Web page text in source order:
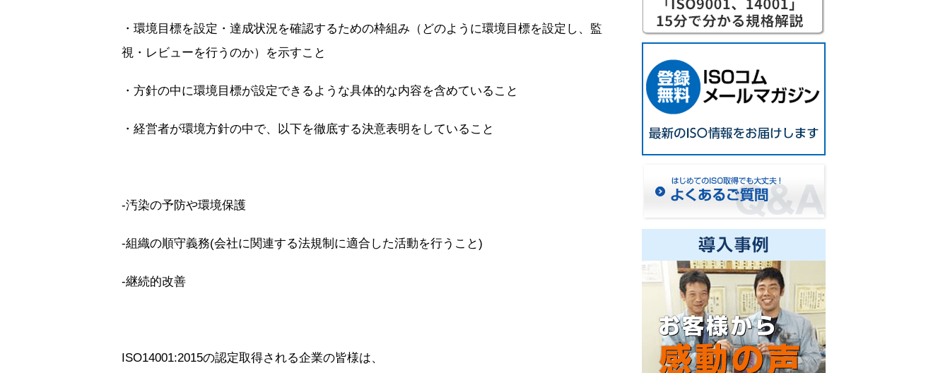
・環境目標を設定・達成状況を確認するための枠組み（どのように環境目標を設定し、監
視・レビューを行うのか）を示すこと
・方針の中に環境目標が設定できるような具体的な内容を含めていること
・経営者が環境方針の中で、以下を徹底する決意表明をしていること
-汚染の予防や環境保護
-組織の順守義務(会社に関連する法規制に適合した活動を行うこと)
-継続的改善
ISO14001:2015の認定取得される企業の皆様は、